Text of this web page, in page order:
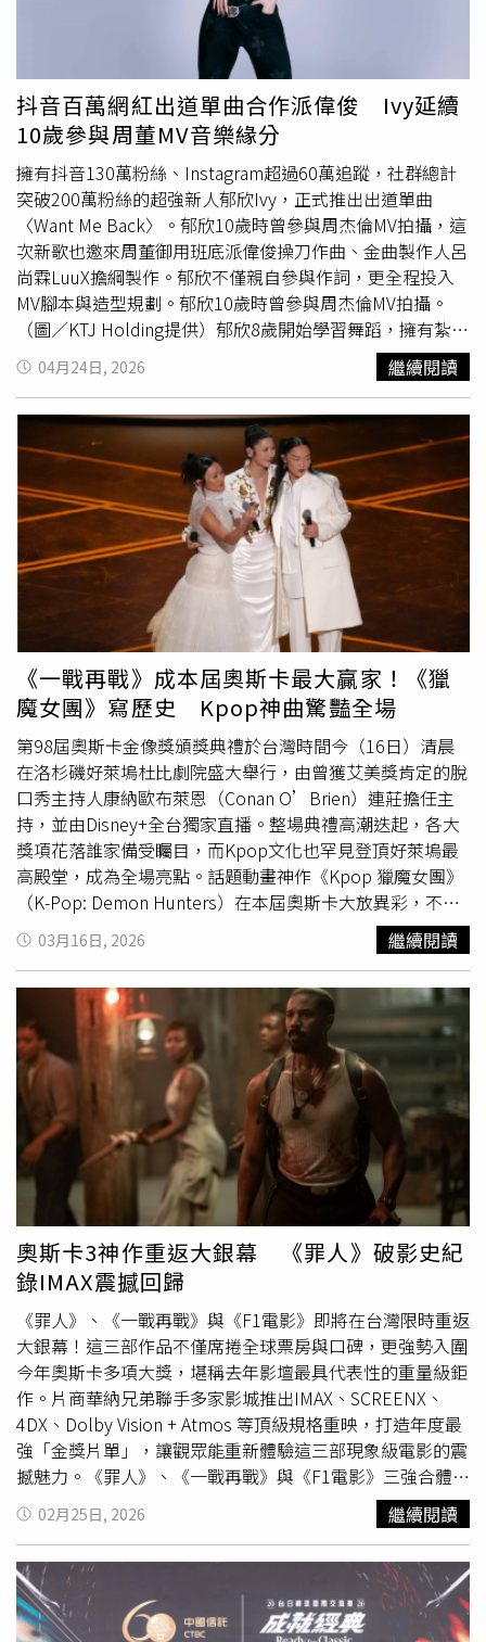
將朝設立體育班棒球專班或獨立棒球班方向規劃，其中獨立
棒球班因課程安排較具彈性，被視為較可能採行的方案。不
過依規定，每個年級至少須有15名學生，才能成立專班，因
此相關行政及招生作業仍在討論中。蔡明堂表示，未來並非
球隊解散重組，而是希望原有球員及培育體系完整移轉。若
程序順利完成，目前穀保家商高一、高二球員最快可於明年
暑假集體轉學至三重高中，繼續參加高中木棒聯賽、黑豹旗
及各項全國性賽事，同時招收新血延續科班制度，讓多年來
建立的人才培育系統不中斷。他指出，在正式轉移完成前，
球隊仍將以穀保家商名義出賽，預計明年5月底至6月初前都
不會更名。因此，明年的全國高中棒球聯賽木棒組，極可能
成為「穀保家商」最後一次以原隊名征戰全國賽場，也為32
年隊史畫下句點。目前穀保家商也正代表新北市參加玉山盃
全國青棒錦標賽，持續為冠軍而戰。談到這塊青棒老招牌即
將告別歷史，蔡明堂坦言十分不捨，但強調真正重要的是棒
球文化與訓練體系能否延續。他表示，未來即使換上三重高
中隊名，象徵榮耀與傳統的「穀保藍」仍將保留於新球衣設
計中，教練團也會持續精進訓練內容，希望讓外界一眼就能
看出這支球隊與穀保家商的歷史連結。此外，蔡明堂也透
露，不排除於今年底舉辦最後一屆穀保家商棒球隊OB賽，
邀請歷屆校友返校相聚，共同見證一個時代的落幕。未來球
隊雖然換上新校名，但原班人馬與球隊文化將盡可能完整保
留，延續穀保棒球多年累積的精神資產。穀保家商多年來與
平鎮高中、高苑工商及南英商工並列台灣高中棒球傳統四
強，更有「北穀保、南高苑」美名，是國內最重要的青棒人
才搖籃之一。歷年培育出的旅外好手包括林昱珉、王彥程、
孫易磊、蕭齊、張峻瑋及陳睦衡等人；中華職棒則有陳冠
宇、王威晨、岳東華、江少慶等知名球星。雖然「穀保家
商」即將成為歷史名詞，但它對台灣棒球的影響力與傳承，
未來仍將在另一塊招牌下繼續發光發熱。
抖音百萬網紅出道單曲合作派偉俊 Ivy延續
10歲參與周董MV音樂緣分
擁有抖音130萬粉絲、Instagram超過60萬追蹤，社群總計
突破200萬粉絲的超強新人郁欣Ivy，正式推出出道單曲
〈Want Me Back〉。郁欣10歲時曾參與周杰倫MV拍攝，這
次新歌也邀來周董御用班底派偉俊操刀作曲、金曲製作人呂
尚霖LuuX擔綱製作。郁欣不僅親自參與作詞，更全程投入
MV腳本與造型規劃。郁欣10歲時曾參與周杰倫MV拍攝。
（圖／KTJ Holding提供）郁欣8歲開始學習舞蹈，擁有紮實
街舞底子，曾與Jay Park及人氣男團TWS合作舞蹈影片，今
年7月即將滿20歲的她感性表示：「謝謝粉絲陪伴我成長，
這是我送給大家的成年禮。要將〈Want Me Back〉這首作
品作為送給自己與粉絲的成年紀念禮。〈Want Me Back〉
MV視覺以「狩獵系」魅力為核心，郁欣以金髮黑豹造型強
勢登場，象徵帶有攻擊性與致命吸引力的舞台存在。」郁欣
也表示，能在創作過程中獲得極大的空間，幾乎參與每一個
製作環節，將喜歡的元素與風格完整融合。她也坦言，過程
中面對許多首次接觸的挑戰，在嘗試與溝通中累積經驗，並
逐步學習做出關鍵決定。從舞蹈出發延伸至完整創作。
04月24日, 2026 繼續閱讀
《一戰再戰》成本屆奧斯卡最大贏家！《獵
魔女團》寫歷史 Kpop神曲驚豔全場
第98屆奧斯卡金像獎頒獎典禮於台灣時間今（16日）清晨
在洛杉磯好萊塢杜比劇院盛大舉行，由曾獲艾美獎肯定的脫
口秀主持人康納歐布萊恩（Conan O’Brien）連莊擔任主
持，並由Disney+全台獨家直播。整場典禮高潮迭起，各大
獎項花落誰家備受矚目，而Kpop文化也罕見登頂好萊塢最
高殿堂，成為全場亮點。話題動畫神作《Kpop 獵魔女團》
（K-Pop: Demon Hunters）在本屆奧斯卡大放異彩，不僅
將K-Pop演唱會的超嗨氛圍原汁原味搬上舞台，更破天荒創
造歷史，以片中神曲〈Golden〉成為奧斯卡史上首個獲得
最佳原創歌曲的Kpop作品。幕後配音歌手EJAE、AUDREY
NUNA與REI AMI也在活動中霸氣登台飆唱，並將片中的帥
氣男團「Saja Boys」具象化，同時巧妙融入韓國傳統「韓
服」元素。最讓人驚喜的是，台下的好萊塢巨星艾瑪史東
（Emma Stone）與李奧納多狄卡皮歐（Leonardo
DiCaprio）也化身超級粉絲，隨著節奏揮舞燈牌，畫面曝光
也掀起網路熱議。除了震撼全場的表演，《Kpop 獵魔女
團》更強勢奪下最佳動畫長片，擊敗包括全球熱賣的迪士尼
強檔《動物方城市2》等超強勁敵。導演麥姬康（Maggie
Kang）與製片蜜雪兒王（Michelle L.M. Wong）也因此寫下
奧斯卡史上首位在最佳動畫長片類別中獲獎的「亞裔女性影
人」紀錄。作為Netflix歷史上觀看次數最高的電影，此片此
前已橫掃金球獎、評論家選擇獎、美國製片人公會獎
（PGA），並狂攬素有「動畫界奧斯卡」之稱的安妮獎10項
大獎，如今抱回奧斯卡小金人可說實至名歸。影史首位在3
大影展拿下最佳導演的保羅湯瑪斯安德森（Paul Thomas
Anderson）。他的作品《一戰再戰》成為本屆奧斯卡最大
贏家。（圖／達志／美聯社）而典禮上備受關注的，還有影
史首位拿下3大影展（柏林、坎城、威尼斯）最佳導演的保
羅湯瑪斯安德森（Paul Thomas Anderson）執導的政治驚
悚片《一戰再戰》（License to Fight），該部作品也成為
本屆奧斯卡最大贏家，奪得包括最佳影片、最佳導演、最佳
改編劇本、最佳選角、最佳男配角和最佳剪輯6項大獎。而
最佳男配角西恩潘（Sean Penn）更是現今唯一一位在世的
「金滿貫」（坎城、威尼斯、柏林、奧斯卡）影帝。《黑
豹》導演萊恩庫格勒（Ryan Coogler）的超自然動作恐怖片
03月16日, 2026 繼續閱讀
奧斯卡3神作重返大銀幕 《罪人》破影史紀
錄IMAX震撼回歸
《罪人》、《一戰再戰》與《F1電影》即將在台灣限時重返
大銀幕！這三部作品不僅席捲全球票房與口碑，更強勢入圍
今年奧斯卡多項大獎，堪稱去年影壇最具代表性的重量級鉅
作。片商華納兄弟聯手多家影城推出IMAX、SCREENX、
4DX、Dolby Vision + Atmos 等頂級規格重映，打造年度最
強「金獎片單」，讓觀眾能重新體驗這三部現象級電影的震
撼魅力。《罪人》、《一戰再戰》與《F1電影》三強合體，
涵蓋動作驚悚、政治懸疑及極速狂飆的熱血賽車，勢必再度
掀起全台影迷的觀影熱潮。今年打破奧斯卡入圍紀錄、風光
提名16項大獎的《罪人》，由曾以《黑豹》席捲全球的金獎
名導萊恩庫格勒，攜手性感男神麥可·B·喬丹第五度合
作。電影不僅動用影壇最高規格的IMAX膠卷攝影機拍攝，
麥可·B·喬丹更挑戰一人分飾風格截然不同的雙胞胎兄
02月25日, 2026 繼續閱讀